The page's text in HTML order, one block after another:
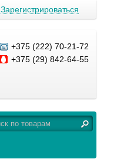
Зарегистрироваться
+375 (222) 70-21-72
+375 (29) 842-64-55